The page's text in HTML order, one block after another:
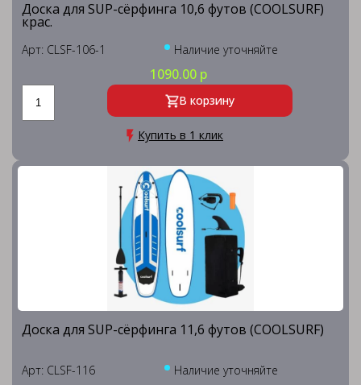
Доска для SUP-сёрфинга 10,6 футов (COOLSURF)
крас.
Арт: CLSF-106-1 Наличие уточняйте
1090.00 р
В корзину
Купить в 1 клик
Доска для SUP-сёрфинга 11,6 футов (COOLSURF)
Арт: CLSF-116 Наличие уточняйте